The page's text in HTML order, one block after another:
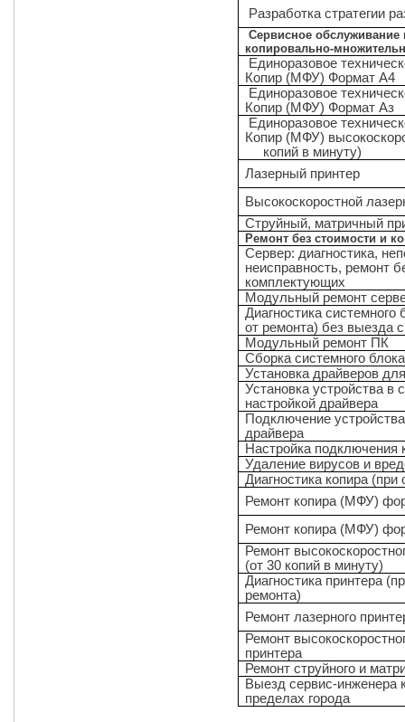
Разработка стратегии
Сервисное
копировально-
Единоразовое
Копир (МФУ) Формат А4
Единоразовое
Копир (МФУ) Формат Аз
Единоразовое
Копир (МФУ)
копий в минуту)
Лазерный принтер
Высокоскоростной
Струйный, матричный
Ремонт без стоимости и
Сервер: диагностика,
неисправность, ремонт
комплектующих
Модульный ремонт
Диагностика системного
от ремонта) без выезда
Модульный ремонт ПК
Сборка системного блока
Установка драйверов
Установка устройства в
настройкой драйвера
Подключение
драйвера
Настройка подключения
Удаление вирусов и
Диагностика копира (при
Ремонт копира (МФУ)
Ремонт копира (МФУ)
Ремонт
(от 30 копий в минуту)
Диагностика принтера
ремонта)
Ремонт лазерного
Ремонт
принтера
Ремонт струйного и
Выезд сервис-инженера
пределах города